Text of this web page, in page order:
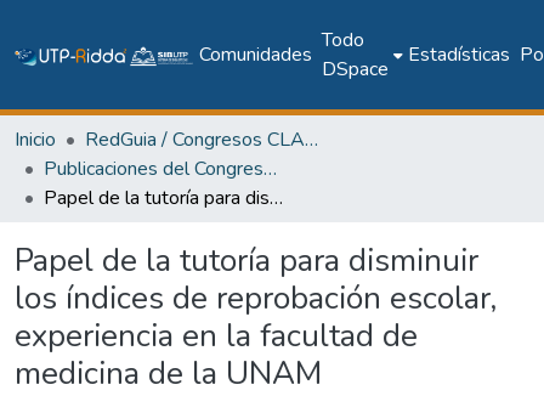
Comunidades
Todo
DSpace
Estadísticas
Inicio
RedGuia / Congresos CLABES
Publicaciones del Congreso Internacional CLABES
Papel de la tutoría para disminuir los índices de reprobación escolar, experiencia en la facultad de medicina de la UNAM
Papel de la tutoría para disminuir
los índices de reprobación escolar,
experiencia en la facultad de
medicina de la UNAM